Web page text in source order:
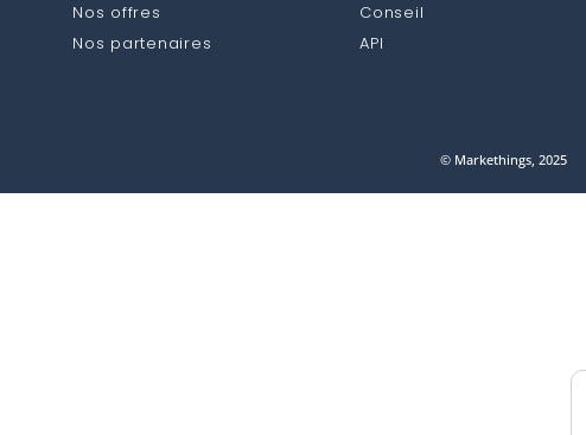
Nos offres
Nos partenaires
Conseil
API
© Markethings, 2025